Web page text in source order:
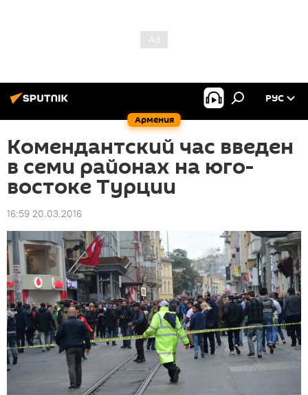
Армения
РУС
Комендантский час введен
в семи районах на юго-
востоке Турции
16:59 20.03.2016